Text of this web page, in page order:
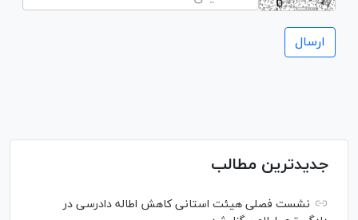
جدیدترین مطالب
نشست فصلی هیئت استانی کاهش اطاله دادرسی در